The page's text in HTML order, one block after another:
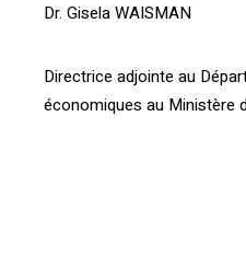
Dr. Gisela WAISMAN
Directrice adjointe au
économiques au Ministère